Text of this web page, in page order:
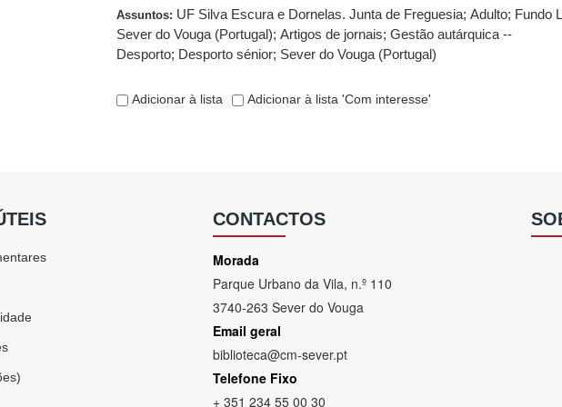
Assuntos: UF Silva Escura e Dornelas. Junta de Freguesia;Adulto; Fundo
Sever do Vouga (Portugal);Artigos de jornais;Gestão autárquica --
Desporto; Desporto sénior; Sever do Vouga (Portugal)
Adicionar à lista Adicionar à lista 'Com interesse'
CONTACTOS
Morada
Parque Urbano da Vila, n.º 110
3740-263 Sever do Vouga
Email geral
biblioteca@cm-sever.pt
Telefone Fixo
+ 351 234 55 00 30